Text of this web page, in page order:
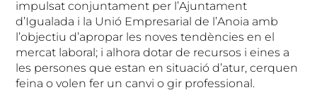
impulsat conjuntament per l’Ajuntament
d’Igualada i la Unió Empresarial de l’Anoia amb
l’objectiu d’apropar les noves tendències en el
mercat laboral; i alhora dotar de recursos i eines a
les persones que estan en situació d’atur, cerquen
feina o volen fer un canvi o gir professional.